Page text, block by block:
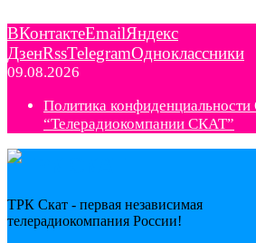
ВКонтактеEmailЯндекс
ДзенRssTelegramОдноклассники
09.08.2026
Политика
“Телерадиокомпании СКАТ”
ТРК Скат - первая независимая
телерадиокомпания Роcсии!